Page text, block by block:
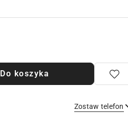
Do koszyka
Zostaw telefon